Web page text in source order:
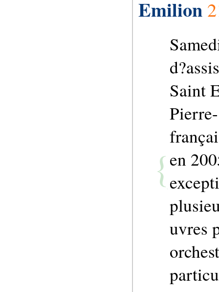
Emilion
Saint
en
uvres